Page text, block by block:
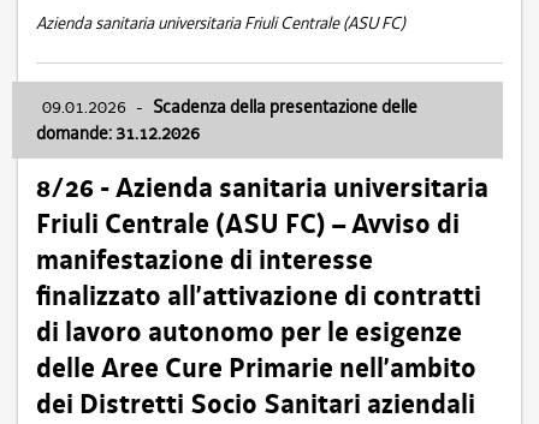
Azienda sanitaria universitaria Friuli Centrale (ASU FC)
09.01.2026 - Scadenza della presentazione delle
domande: 31.12.2026
8/26 - Azienda sanitaria universitaria
Friuli Centrale (ASU FC) – Avviso di
manifestazione di interesse
finalizzato all’attivazione di contratti
di lavoro autonomo per le esigenze
delle Aree Cure Primarie nell’ambito
dei Distretti Socio Sanitari aziendali